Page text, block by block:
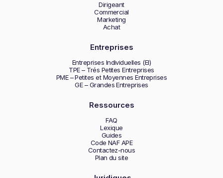
Dirigeant
Commercial
Marketing
Achat
Entreprises
Entreprises Individuelles (EI)
TPE – Trés Petites Entreprises
PME – Petites et Moyennes Entreprises
GE – Grandes Entreprises
Ressources
FAQ
Lexique
Guides
Code NAF APE
Contactez-nous
Plan du site